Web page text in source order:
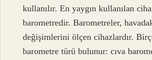
kullanılır. En yaygın kullanılan
barometredir. Barometreler,
değişimlerini ölçen cihazlardır.
barometre türü bulunur: cıva